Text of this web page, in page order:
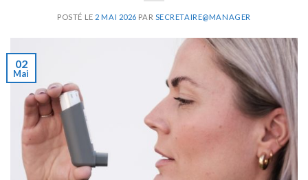
POSTÉ LE 2 MAI 2026 PAR SECRETAIRE@MANAGER
02
Mai